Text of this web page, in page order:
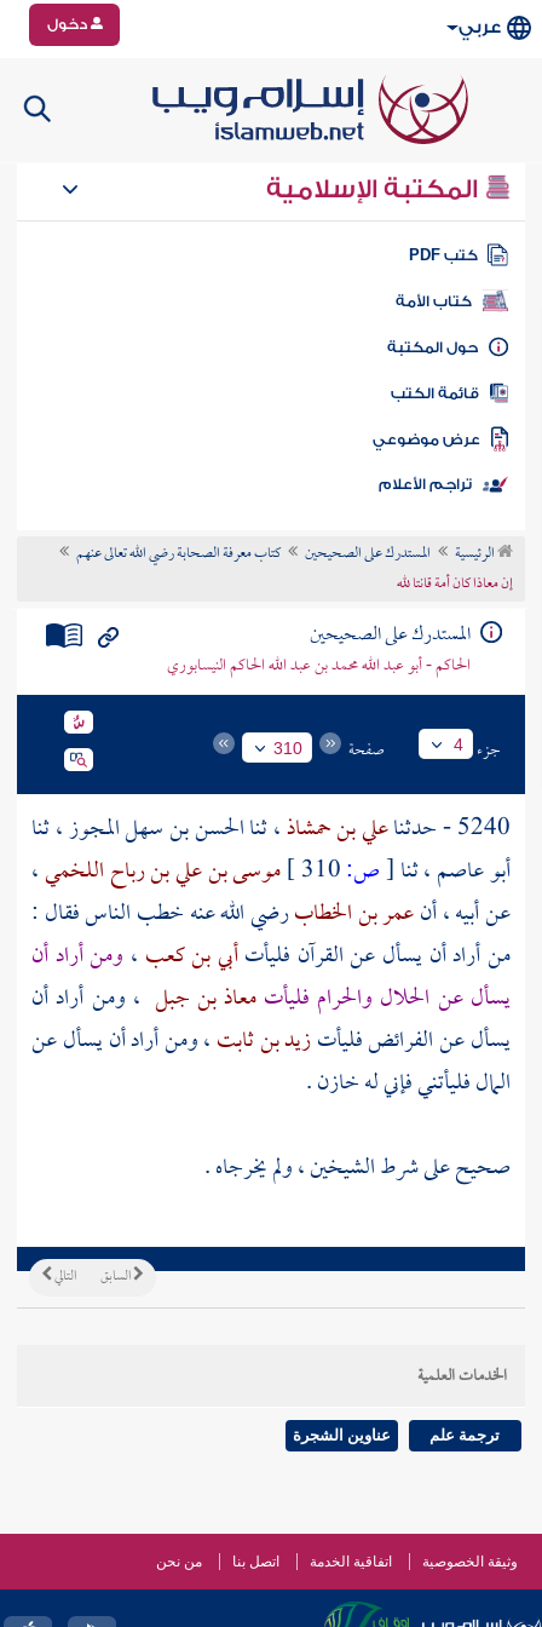
عربي دخول
المكتبة الإسلامية
كتب PDF
كتاب الأمة
المكتبة
الكتب
موضوعي
تراجم الأعلام
الرئيسية المستدرك على الصحيحين
كتاب معرفة الصحابة رضي الله تعالى عنهم
إن معاذا كان أمة قانتا لله
المستدرك على الصحيحين
الحاكم - أبو عبد الله محمد بن عبد الله الحاكم النيسابوري
جزء 4 صفحة 310
5240 - حدثنا علي بن حمشاذ، ثناالحسن بن سهل المجوز، ثنا
أبو عاصم، ثنا[ص: موسى بن علي بن رباح اللخمي،
عن أبيه ، أنعمر بن الخطابرضي الله عنه خطب الناس فقال :
من أراد أن يسأل عن القرآن فليأتأبي بن كعب ، ومن أراد أن
يسأل عن الحلال والحرام فليأتمعاذ بن جبل ، ومن أراد أن
يسأل عن الفرائض فليأتزيد بن ثابت، ومن أراد أن يسأل عن
المال فليأتني فإني له خازن .
صحيح على شرط الشيخين ، ولم يخرجاه .
التالي السابق
الخدمات العلمية
ترجمة علم عناوين الشجرة
وثيقة الخصوصية اتفاقية الخدمة اتصل بنا من نحن